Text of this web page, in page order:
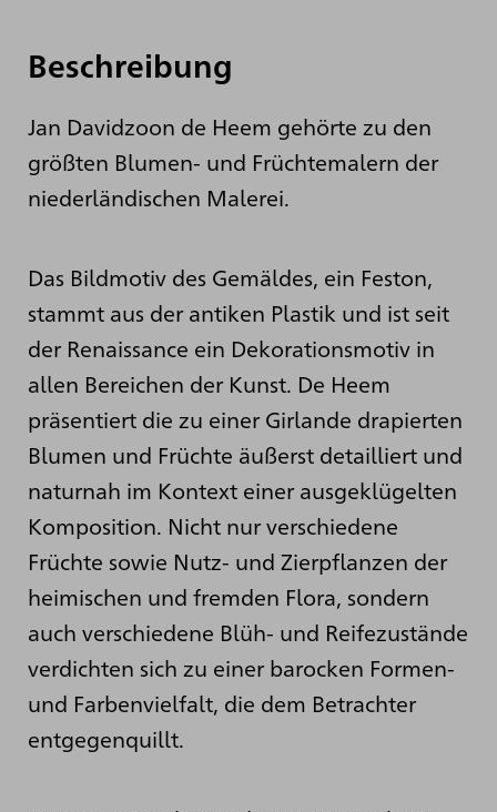
Beschreibung
Jan Davidzoon de Heem gehörte zu den
größten Blumen- und Früchtemalern der
niederländischen Malerei.
Das Bildmotiv des Gemäldes, ein Feston,
stammt aus der antiken Plastik und ist seit
der Renaissance ein Dekorationsmotiv in
allen Bereichen der Kunst. De Heem
präsentiert die zu einer Girlande drapierten
Blumen und Früchte äußerst detailliert und
naturnah im Kontext einer ausgeklügelten
Komposition. Nicht nur verschiedene
Früchte sowie Nutz- und Zierpflanzen der
heimischen und fremden Flora, sondern
auch verschiedene Blüh- und Reifezustände
verdichten sich zu einer barocken Formen-
und Farbenvielfalt, die dem Betrachter
entgegenquillt.